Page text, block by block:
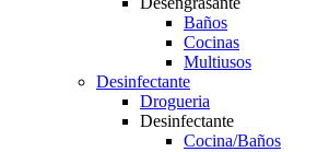
Baños
Cocinas
Multiusos
Desinfectante
Drogueria
Desinfectante
Cocina/Baños